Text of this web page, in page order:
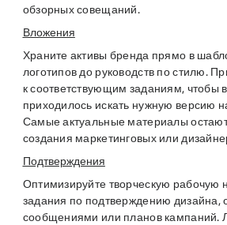
обзорных совещаний.
Вложения
Храните активы бренда прямо в
логотипов до руководств по стилю.
к соответствующим заданиям, чтобы
приходилось искать нужную версию
Самые актуальные материалы
создания маркетинговых или
Подтверждения
Оптимизируйте творческую рабочую
задания по подтверждению дизайна,
сообщениями или планов кампаний.